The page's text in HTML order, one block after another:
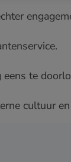
te
cultuur